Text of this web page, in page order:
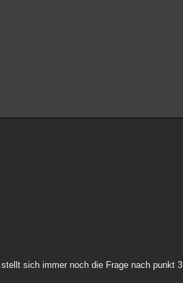
sich immer noch die Frage nach punkt 3